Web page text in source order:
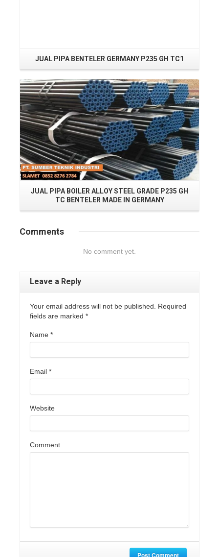
JUAL PIPA BENTELER GERMANY P235 GH TC1
JUAL PIPA BOILER ALLOY STEEL GRADE P235 GH
TC BENTELER MADE IN GERMANY
Comments
No comment yet.
Leave a Reply
Your email address will not be published. Required
fields are marked *
Name *
Email *
Website
Comment
Post Comment